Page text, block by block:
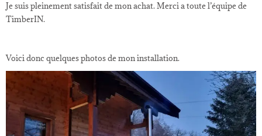
Je suis pleinement satisfait de mon achat. Merci a toute l’équipe de
TimberIN.
Voici donc quelques photos de mon installation.